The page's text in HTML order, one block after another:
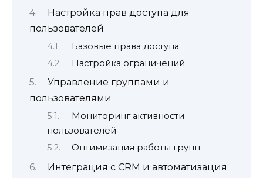
Настройка прав доступа для
пользователей
Базовые права доступа
Настройка ограничений
Управление группами и
пользователями
Мониторинг активности
пользователей
Оптимизация работы групп
Интеграция с CRM и автоматизация